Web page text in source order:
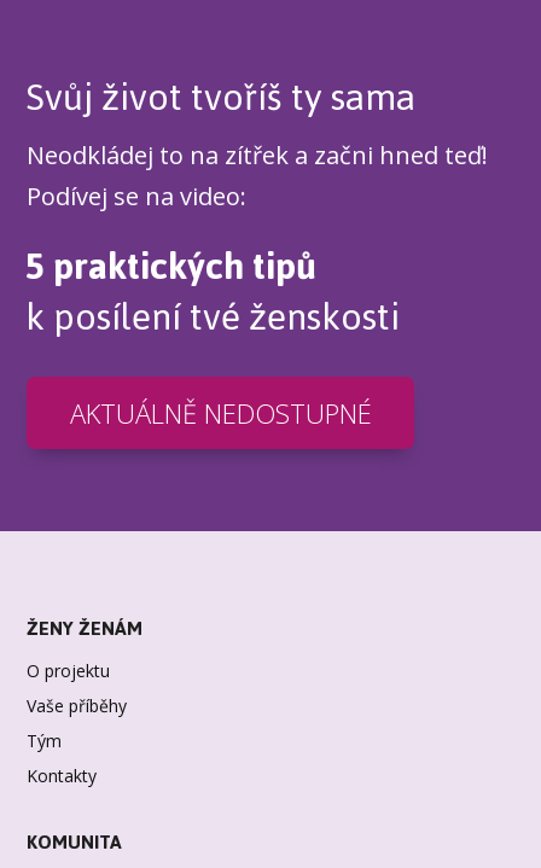
Svůj život tvoříš ty sama
Neodkládej to na zítřek a začni hned teď!
Podívej se na video:
5 praktických tipů
k posílení tvé ženskosti
AKTUÁLNĚ NEDOSTUPNÉ
ŽENY ŽENÁM
O projektu
Vaše příběhy
Tým
Kontakty
KOMUNITA